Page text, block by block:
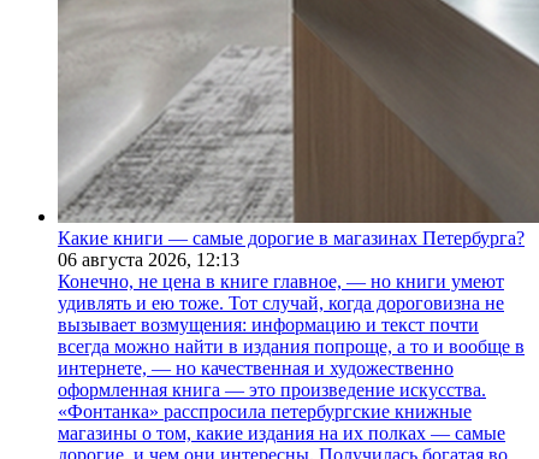
Какие книги — самые дорогие в магазинах Петербурга?
06 августа 2026, 12:13
Конечно, не цена в книге главное, — но книги умеют
удивлять и ею тоже. Тот случай, когда дороговизна не
вызывает возмущения: информацию и текст почти
всегда можно найти в издания попроще, а то и вообще в
интернете, — но качественная и художественно
оформленная книга — это произведение искусства.
«Фонтанка» расспросила петербургские книжные
магазины о том, какие издания на их полках — самые
дорогие, и чем они интересны. Получилась богатая во